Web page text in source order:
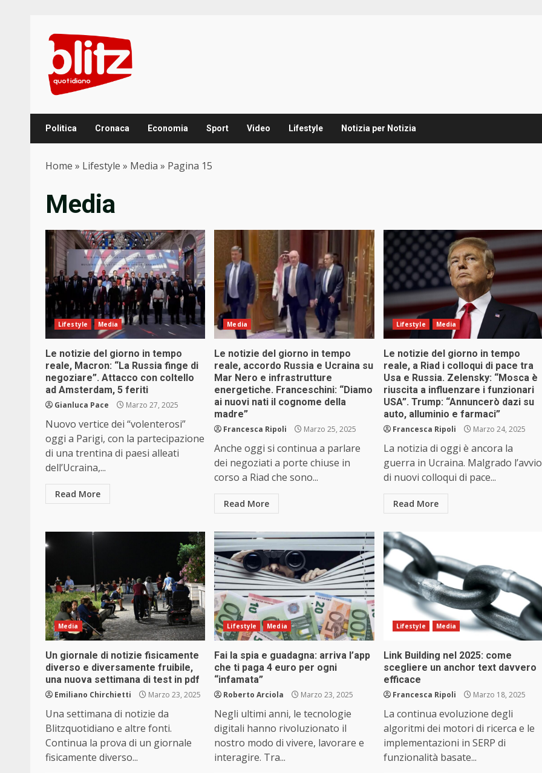
content
Politica Cronaca Economia Sport Video Lifestyle Notizia per Notizia
Home » Lifestyle » Media » Pagina 15
Media
Lifestyle Media
Le notizie del giorno in tempo
reale, Macron: “La Russia finge di
negoziare”. Attacco con coltello
ad Amsterdam, 5 feriti
Gianluca Pace Marzo 27, 2025
Nuovo vertice dei “volenterosi”
oggi a Parigi, con la partecipazione
di una trentina di paesi alleati
dell’Ucraina,...
Read More
Media
Le notizie del giorno in tempo
reale, accordo Russia e Ucraina su
Mar Nero e infrastrutture
energetiche. Franceschini: “Diamo
ai nuovi nati il cognome della
madre”
Francesca Ripoli Marzo 25, 2025
Anche oggi si continua a parlare
dei negoziati a porte chiuse in
corso a Riad che sono...
Read More
Lifestyle Media
Le notizie del giorno in tempo
reale, a Riad i colloqui di pace tra
Usa e Russia. Zelensky: “Mosca è
riuscita a influenzare i funzionari
USA”. Trump: “Annuncerò dazi su
auto, alluminio e farmaci”
Francesca Ripoli Marzo 24, 2025
La notizia di oggi è ancora la
guerra in Ucraina. Malgrado l’avvio
di nuovi colloqui di pace...
Read More
Media
Un giornale di notizie fisicamente
diverso e diversamente fruibile,
una nuova settimana di test in pdf
Emiliano Chirchietti Marzo 23, 2025
Una settimana di notizie da
Blitzquotidiano e altre fonti.
Continua la prova di un giornale
fisicamente diverso...
Lifestyle Media
Fai la spia e guadagna: arriva l’app
che ti paga 4 euro per ogni
“infamata”
Roberto Arciola Marzo 23, 2025
Negli ultimi anni, le tecnologie
digitali hanno rivoluzionato il
nostro modo di vivere, lavorare e
interagire. Tra...
Lifestyle Media
Link Building nel 2025: come
scegliere un anchor text davvero
efficace
Francesca Ripoli Marzo 18, 2025
La continua evoluzione degli
algoritmi dei motori di ricerca e le
implementazioni in SERP di
funzionalità basate...